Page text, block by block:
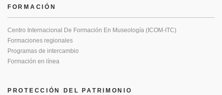
PROTECCIÓN DEL PATRIMONIO
FORMACIÓN
Centro Internacional De Formación En Museología (ICOM-ITC)
Formaciones regionales
Programas de intercambio
Formación en línea